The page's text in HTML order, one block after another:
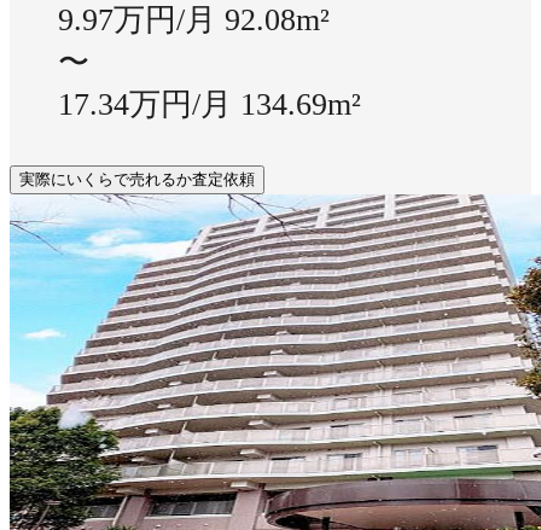
9.97万円/月 92.08m²
〜
17.34万円/月 134.69m²
実際にいくらで売れるか査定依頼